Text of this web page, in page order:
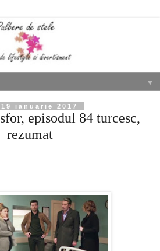
▼
ianuarie 2017
episodul 84 turcesc,
rezumat